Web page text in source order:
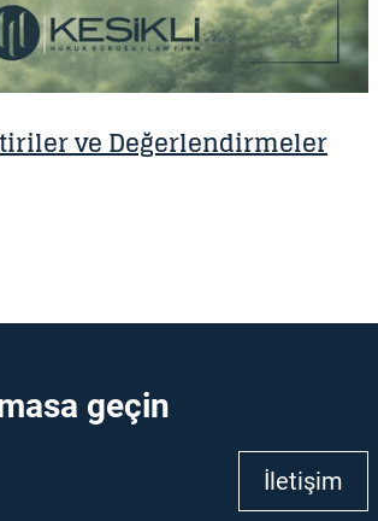
ve Değerlendirmeler
geçin
İletişim